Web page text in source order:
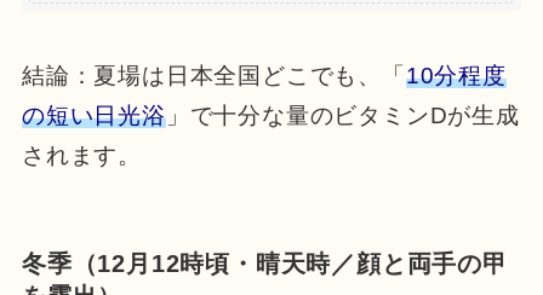
結論：夏場は日本全国どこでも、「 10分程度
の短い日光浴」で十分な量のビタミンDが生成
されます。
冬季（12月12時頃・晴天時／顔と両手の甲